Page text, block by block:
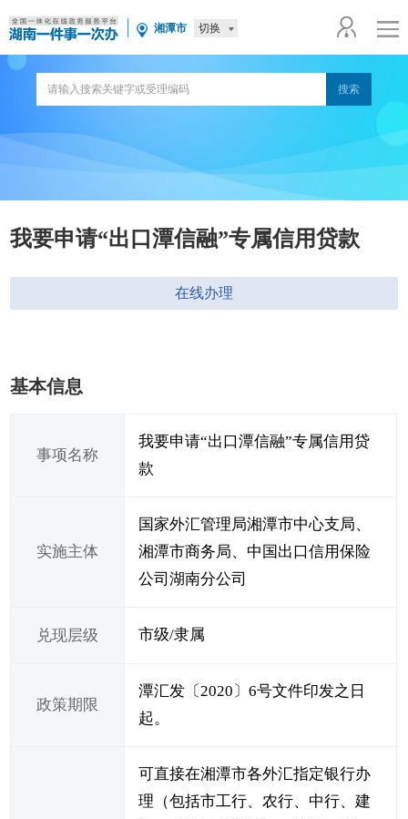
湘潭市 切换
我要申请“出口潭信融”专属信用贷款
在线办理
基本信息
事项名称
我要申请“出口潭信融”专属信用贷
款
实施主体
国家外汇管理局湘潭市中心支局、
湘潭市商务局、中国出口信用保险
公司湖南分公司
兑现层级 市级/隶属
政策期限
潭汇发〔2020〕6号文件印发之日
起。
可直接在湘潭市各外汇指定银行办
理（包括市工行、农行、中行、建